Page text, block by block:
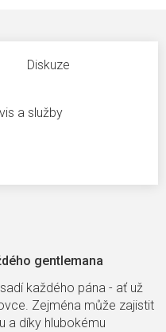
Diskuze
a služby
gentlemana
každého pána - ať už
Zejména může zajistit
a díky hlubokému